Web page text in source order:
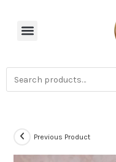
Previous Product